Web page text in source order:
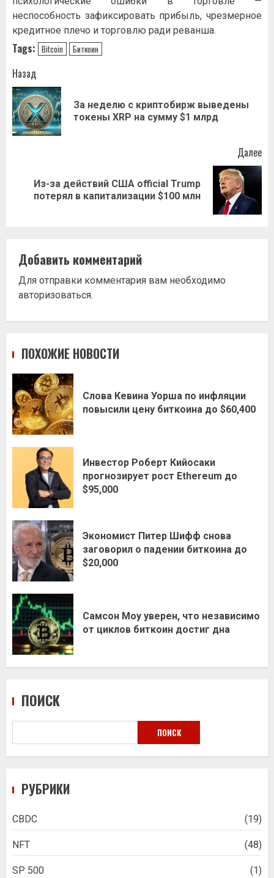
неспособность зафиксировать прибыль, чрезмерное
кредитное плечо и торговлю ради реванша.
Tags: Bitcoin Биткоин
Навигация
записи
Назад
За неделю с криптобирж выведены
токены XRP на сумму $1 млрд
Далее
Следующая
запись:
Из-за действий США official Trump
потерял в капитализации $100 млн
Добавить комментарий
Для отправки комментария вам необходимо
авторизоваться.
ПОХОЖИЕ НОВОСТИ
Слова Кевина Уорша по инфляции
повысили цену биткоина до $60,400
Инвестор Роберт Кийосаки
прогнозирует рост Ethereum до
$95,000
Экономист Питер Шифф снова
заговорил о падении биткоина до
$20,000
Самсон Моу уверен, что независимо
от циклов биткоин достиг дна
ПОИСК
ПОИСК
РУБРИКИ
CBDC (19)
NFT (48)
SP 500 (1)